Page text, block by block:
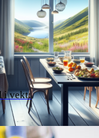
i vekt: